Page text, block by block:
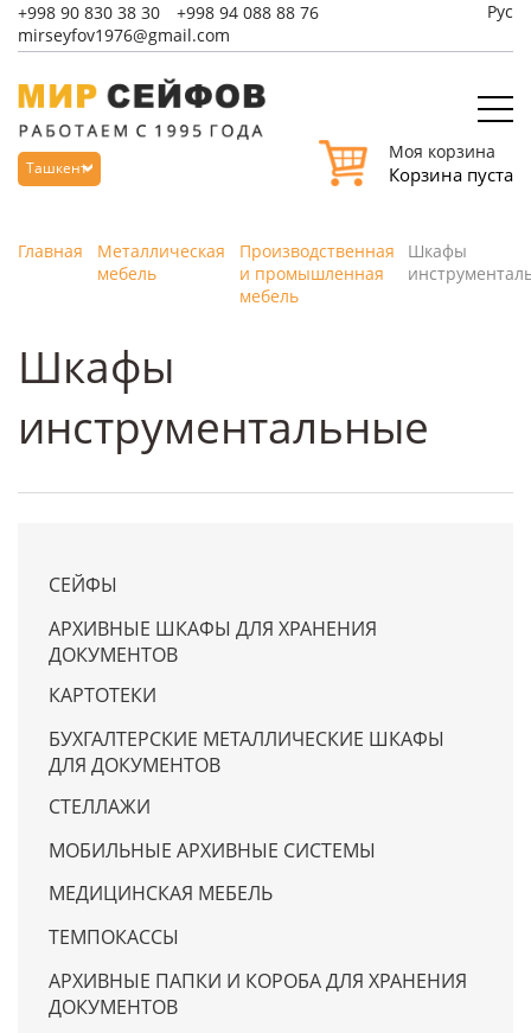
+998 90 830 38 30 +998 94 088 88 76
mirseyfov1976@gmail.com
Рус
Ташкент
Моя корзина
Корзина пуста
Главная
Металлическая
мебель
Производственная
и промышленная
мебель
Шкафы
Шкафы
инструментальные
СЕЙФЫ
АРХИВНЫЕ ШКАФЫ ДЛЯ ХРАНЕНИЯ
ДОКУМЕНТОВ
КАРТОТЕКИ
БУХГАЛТЕРСКИЕ МЕТАЛЛИЧЕСКИЕ ШКАФЫ
ДЛЯ ДОКУМЕНТОВ
СТЕЛЛАЖИ
МОБИЛЬНЫЕ АРХИВНЫЕ СИСТЕМЫ
МЕДИЦИНСКАЯ МЕБЕЛЬ
ТЕМПОКАССЫ
АРХИВНЫЕ ПАПКИ И КОРОБА ДЛЯ ХРАНЕНИЯ
ДОКУМЕНТОВ